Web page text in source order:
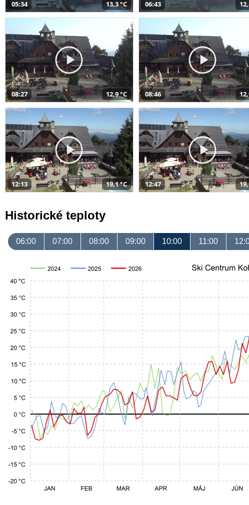
05:34 13,3 °C 06:43
08:27 12,9 °C 08:46
12:13 19,1 °C 12:47
Historické teploty
06:00 07:00 08:00 09:00 10:00 11:00